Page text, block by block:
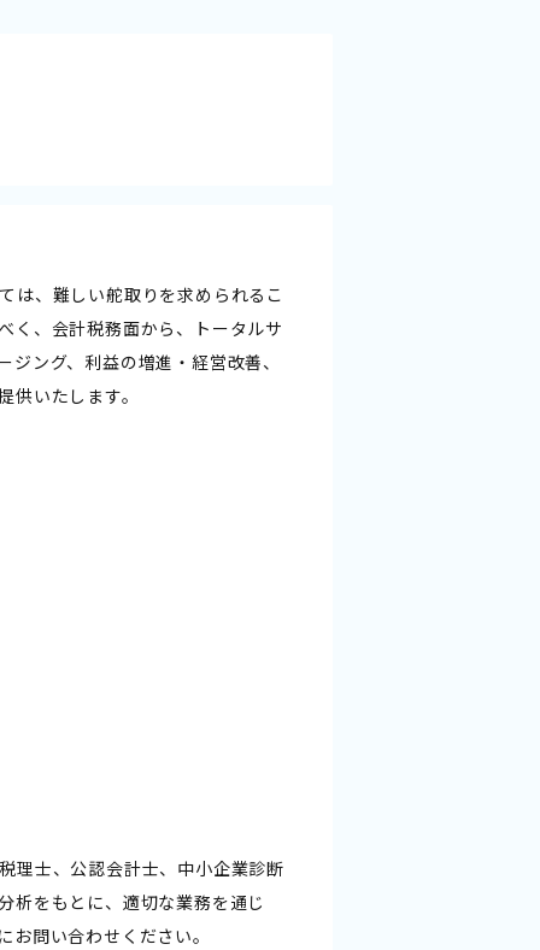
は、難しい舵取りを求められるこ
く、会計税務面から、トータルサ
ング、利益の増進・経営改善、
いたします。
理士、公認会計士、中小企業診断
析をもとに、適切な業務を通じ
問い合わせください。